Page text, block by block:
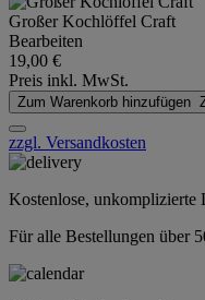
Großer Kochlöffel Craft
Bearbeiten
19,00 €
Preis inkl. MwSt.
Zum Warenkorb hinzufügen
zzgl. Versandkosten
Kostenlose, unkomplizierte
Für alle Bestellungen über